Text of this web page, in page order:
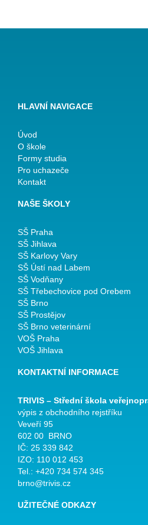
HLAVNÍ NAVIGACE
Úvod
O škole
Formy studia
Pro uchazeče
Kontakt
NAŠE ŠKOLY
SŠ Praha
SŠ Jihlava
SŠ Karlovy Vary
SŠ Ústí nad Labem
SŠ Vodňany
SŠ Třebechovice pod Orebem
SŠ Brno
SŠ Prostějov
SŠ Brno veterinární
VOŠ Praha
VOŠ Jihlava
KONTAKTNÍ INFORMACE
TRIVIS – Střední škola
výpis z obchodního rejstříku
Veveří 95
602 00 BRNO
IČ: 25 339 842
IZO: 110 012 453
Tel.: +420 734 574 345
brno@trivis.cz
UŽITEČNÉ ODKAZY